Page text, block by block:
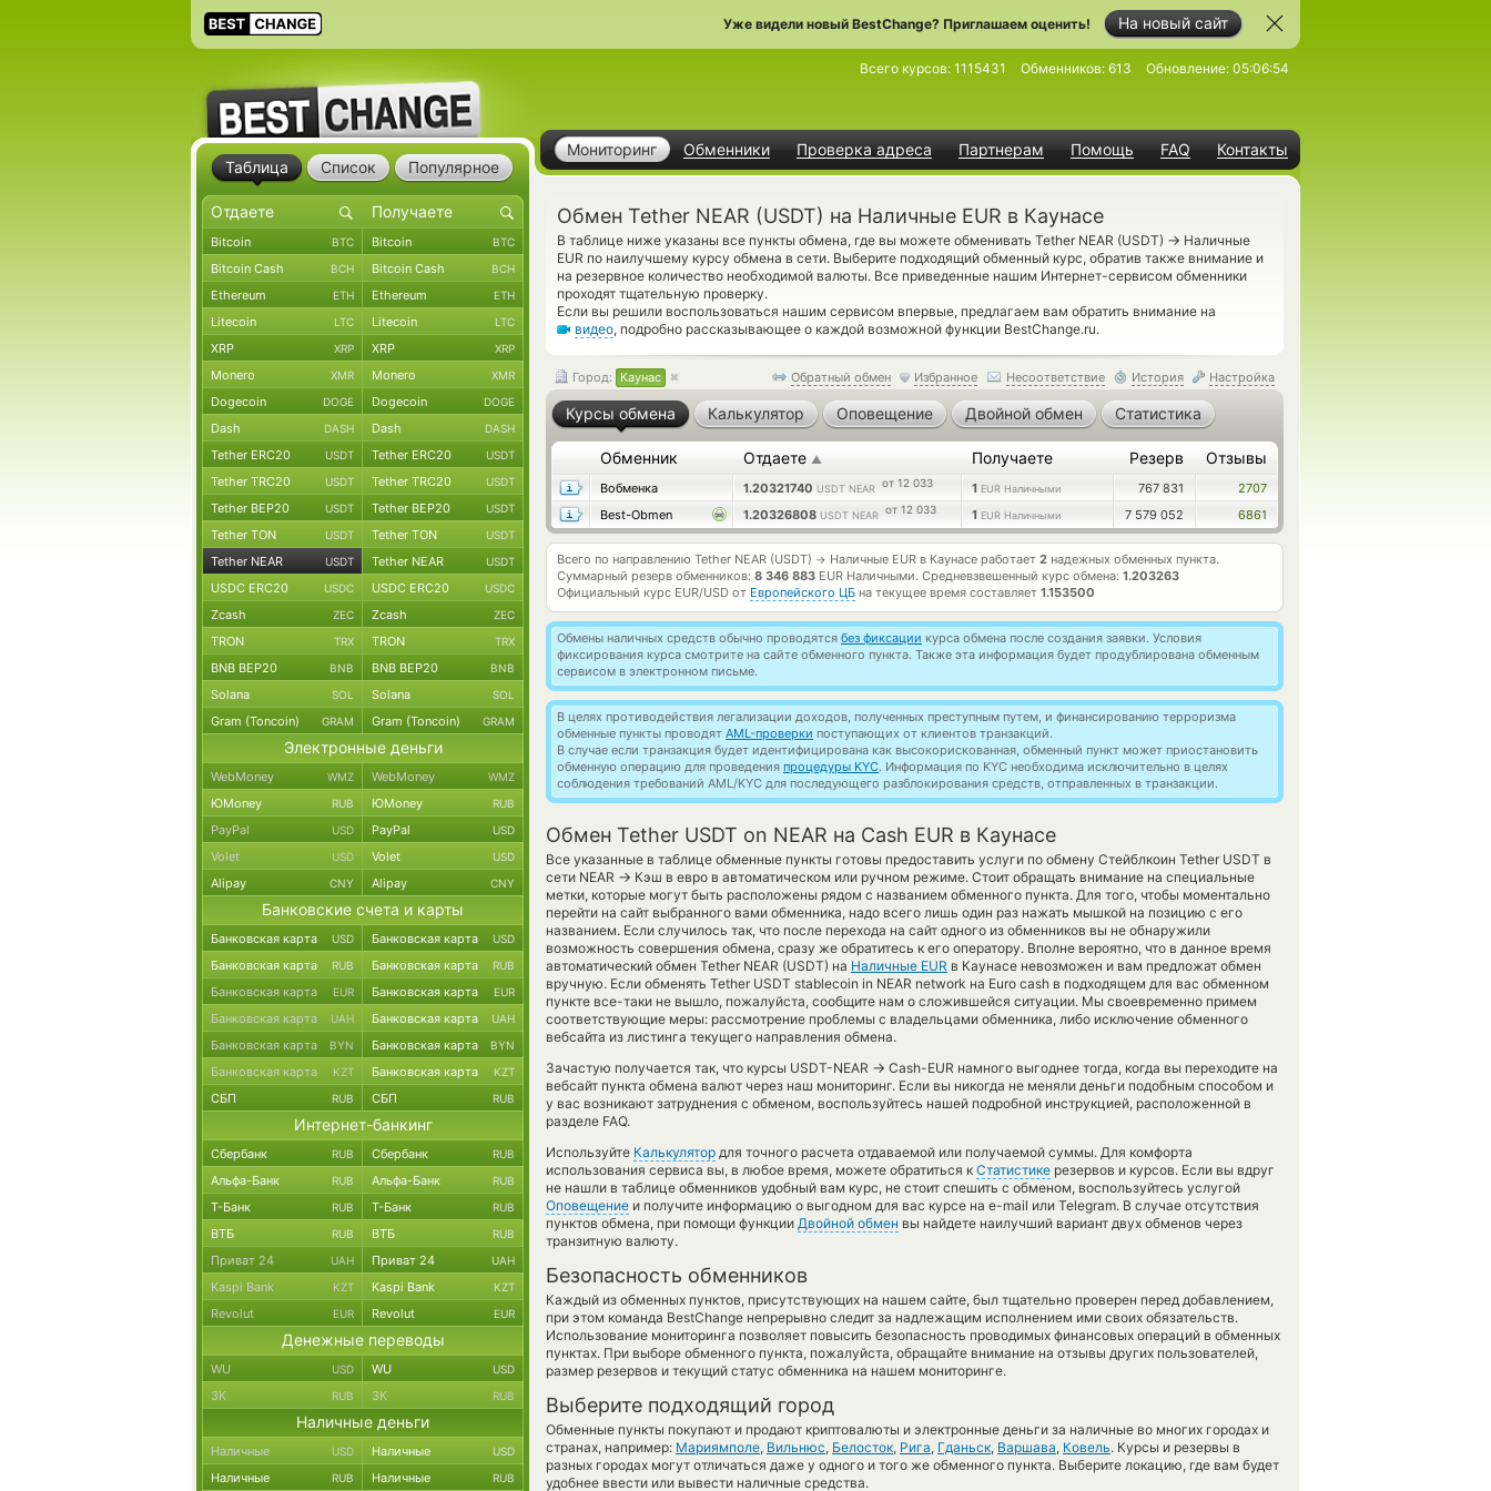
На новый сайт
Уже видели новый BestChange? Приглашаем оценить!
Мониторинг Обменники Проверка адреса Партнерам Помощь FAQ Контакты
Всего курсов: 1115431 Обменников: 613 Обновление: 05:06:54
Обмен Tether NEAR (USDT) на Наличные EUR в Каунасе
В таблице ниже указаны все пункты обмена, где вы можете обменивать Tether NEAR (USDT) → Наличные
EUR по наилучшему курсу обмена в сети. Выберите подходящий обменный курс, обратив также внимание и
на резервное количество необходимой валюты. Все приведенные нашим Интернет-сервисом обменники
проходят тщательную проверку.
Если вы решили воспользоваться нашим сервисом впервые, предлагаем вам обратить внимание на
видео, подробно рассказывающее о каждой возможной функции BestChange.ru.
Обратный обмен Избранное Несоответствие История Настройка
Город: Каунас
Курсы обмена Калькулятор Оповещение Двойной обмен Статистика
Обменник Отдаете ▲ Получаете Резерв Отзывы
Вобменка 1.20321740 USDT NEAR от 12 033 1 EUR Наличными 767 831
2707
Best-Obmen
1.20326808 USDT NEAR от 12 033 1 EUR Наличными 7 579 052 6861
Всего по направлению Tether NEAR (USDT) → Наличные EUR в Каунасе работает 2 надежных обменных пункта.
Суммарный резерв обменников: 8 346 883 EUR Наличными. Средневзвешенный курс обмена: 1.203263
Официальный курс EUR/USD от Европейского ЦБ на текущее время составляет 1.153500
Обмены наличных средств обычно проводятся без фиксации курса обмена после создания заявки. Условия
фиксирования курса смотрите на сайте обменного пункта. Также эта информация будет продублирована обменным
сервисом в электронном письме.
В целях противодействия легализации доходов, полученных преступным путем, и финансированию терроризма
обменные пункты проводят AML-проверки поступающих от клиентов транзакций.
В случае если транзакция будет идентифицирована как высокорискованная, обменный пункт может приостановить
обменную операцию для проведения процедуры KYC. Информация по KYC необходима исключительно в целях
соблюдения требований AML/KYC для последующего разблокирования средств, отправленных в транзакции.
Обмен Tether USDT on NEAR на Cash EUR в Каунасе
Все указанные в таблице обменные пункты готовы предоставить услуги по обмену Стейблкоин Tether USDT в
сети NEAR → Кэш в евро в автоматическом или ручном режиме. Стоит обращать внимание на специальные
метки, которые могут быть расположены рядом с названием обменного пункта. Для того, чтобы моментально
перейти на сайт выбранного вами обменника, надо всего лишь один раз нажать мышкой на позицию с его
названием. Если случилось так, что после перехода на сайт одного из обменников вы не обнаружили
возможность совершения обмена, сразу же обратитесь к его оператору. Вполне вероятно, что в данное время
автоматический обмен Tether NEAR (USDT) на Наличные EUR в Каунасе невозможен и вам предложат обмен
вручную. Если обменять Tether USDT stablecoin in NEAR network на Euro cash в подходящем для вас обменном
пункте все-таки не вышло, пожалуйста, сообщите нам о сложившейся ситуации. Мы своевременно примем
соответствующие меры: рассмотрение проблемы с владельцами обменника, либо исключение обменного
вебсайта из листинга текущего направления обмена.
Зачастую получается так, что курсы USDT-NEAR → Cash-EUR намного выгоднее тогда, когда вы переходите на
вебсайт пункта обмена валют через наш мониторинг. Если вы никогда не меняли деньги подобным способом и
у вас возникают затруднения с обменом, воспользуйтесь нашей подробной инструкцией, расположенной в
разделе FAQ.
Используйте Калькулятор для точного расчета отдаваемой или получаемой суммы. Для комфорта
использования сервиса вы, в любое время, можете обратиться к Статистике резервов и курсов. Если вы вдруг
не нашли в таблице обменников удобный вам курс, не стоит спешить с обменом, воспользуйтесь услугой
Оповещение и получите информацию о выгодном для вас курсе на e-mail или Telegram. В случае отсутствия
пунктов обмена, при помощи функции Двойной обмен вы найдете наилучший вариант двух обменов через
транзитную валюту.
Безопасность обменников
Каждый из обменных пунктов, присутствующих на нашем сайте, был тщательно проверен перед добавлением,
при этом команда BestChange непрерывно следит за надлежащим исполнением ими своих обязательств.
Использование мониторинга позволяет повысить безопасность проводимых финансовых операций в обменных
пунктах. При выборе обменного пункта, пожалуйста, обращайте внимание на отзывы других пользователей,
размер резервов и текущий статус обменника на нашем мониторинге.
Выберите подходящий город
Обменные пункты покупают и продают криптовалюты и электронные деньги за наличные во многих городах и
странах, например: Мариямполе, Вильнюс, Белосток, Рига, Гданьск, Варшава, Ковель. Курсы и резервы в
разных городах могут отличаться даже у одного и того же обменного пункта. Выберите локацию, где вам будет
удобнее ввести или вывести наличные средства.
Таблица Список Популярное
Bitcoin BTC Bitcoin BTC
Bitcoin Cash BCH Bitcoin Cash BCH
Ethereum ETH Ethereum ETH
Litecoin LTC Litecoin LTC
XRP XRP XRP XRP
Monero XMR Monero XMR
Dogecoin DOGE Dogecoin DOGE
Dash DASH Dash DASH
Tether ERC20 USDT Tether ERC20 USDT
Tether TRC20 USDT Tether TRC20 USDT
Tether BEP20 USDT Tether BEP20 USDT
Tether TON USDT Tether TON USDT
Tether NEAR USDT Tether NEAR USDT
USDC ERC20 USDC USDC ERC20 USDC
Zcash ZEC Zcash ZEC
TRON TRX TRON TRX
BNB BEP20 BNB BNB BEP20 BNB
Solana SOL Solana SOL
Gram (Toncoin) GRAM Gram (Toncoin) GRAM
Электронные деньги
WebMoney WMZ WebMoney WMZ
ЮMoney RUB ЮMoney RUB
PayPal USD PayPal USD
Volet USD Volet USD
Alipay CNY Alipay CNY
Банковские счета и карты
Банковская карта USD Банковская карта USD
Банковская карта RUB Банковская карта RUB
Банковская карта EUR Банковская карта EUR
Банковская карта UAH Банковская карта UAH
Банковская карта BYN Банковская карта BYN
Банковская карта KZT Банковская карта KZT
СБП RUB СБП RUB
Интернет-банкинг
Сбербанк RUB Сбербанк RUB
Альфа-Банк RUB Альфа-Банк RUB
Т-Банк RUB Т-Банк RUB
ВТБ RUB ВТБ RUB
Приват 24 UAH Приват 24 UAH
Kaspi Bank KZT Kaspi Bank KZT
Revolut EUR Revolut EUR
Денежные переводы
WU USD WU USD
ЗК RUB ЗК RUB
Наличные деньги
Наличные USD Наличные USD
Наличные RUB Наличные RUB